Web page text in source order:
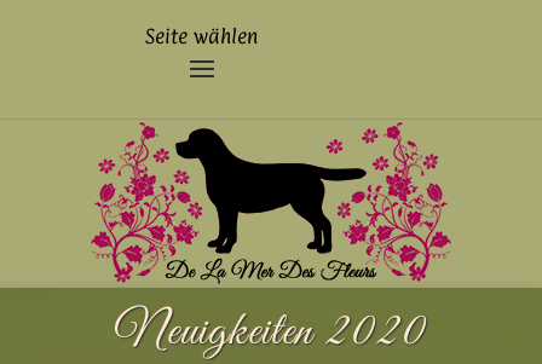
Seite wählen
Neuig­keiten 2020